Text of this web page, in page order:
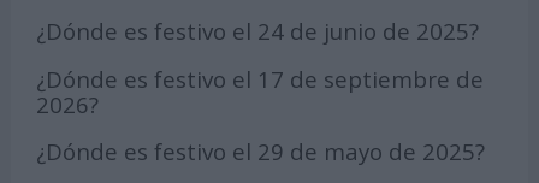
¿Dónde es festivo el 24 de junio de 2025?
¿Dónde es festivo el 17 de septiembre de
2026?
¿Dónde es festivo el 29 de mayo de 2025?